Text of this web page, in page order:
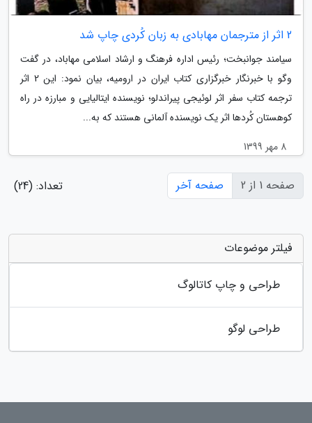
2 اثر از مترجمان مهابادی به زبان کُردی چاپ شد
سیامند جوانبخت؛ رئیس اداره فرهنگ و ارشاد اسلامی مهاباد، در گفت
وگو با خبرنگار خبرگزاری کتاب ایران در ارومیه، بیان نمود: این 2 اثر
ترجمه کتاب سفر اثر لوئیجی پیراندلو؛ نویسنده ایتالیایی و مبارزه در راه
کوهستان کُردها اثر یک نویسنده آلمانی هستند که به...
8 مهر 1399
صفحه 1 از 2 صفحه آخر تعداد: (24)
فیلتر موضوعات
طراحی و چاپ کاتالوگ
طراحی لوگو